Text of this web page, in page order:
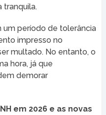
período de tolerância
impresso no
multado. No entanto, o
hora, já que
demorar
em 2026 e as novas